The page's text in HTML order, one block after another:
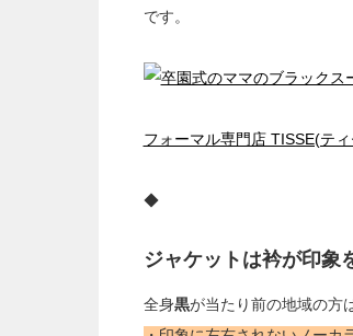
です。
フォーマル専門店 TISSE(テ
◆
ジャケットは衿が印象
全身黒が当たり前の地域の方